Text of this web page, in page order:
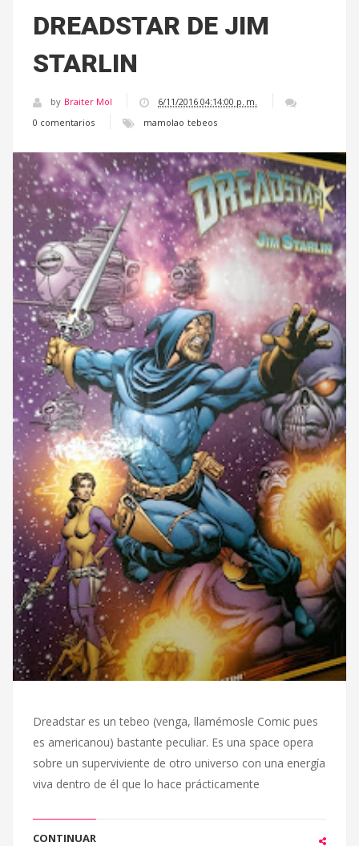
DREADSTAR DE JIM
STARLIN
by Braiter Mol
6/11/2016 04:14:00 p. m.
0 comentarios
mamolao tebeos
Dreadstar es un tebeo (venga, llamémosle Comic pues
es americanou) bastante peculiar. Es una space opera
sobre un superviviente de otro universo con una energía
viva dentro de él que lo hace prácticamente
CONTINUAR